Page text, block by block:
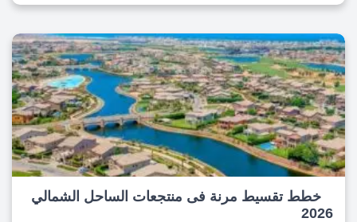
خطط تقسيط مرنة فى منتجعات الساحل الشمالي
2026